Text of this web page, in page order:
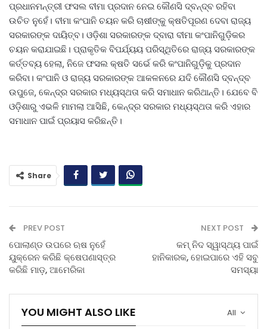
ପ୍ରଧାନମନ୍ତ୍ରୀ ଫସଲ ବୀମା ପ୍ରଦାନ ନେଇ କୌଣସି ଦ୍ବନ୍ଦ୍ବ ରହିବା
ଉଚିତ ନୁହେଁ। ବୀମା କଂପାନି ଚୟନ କରି ଚାଷୀଙ୍କୁ କ୍ଷତିପୂରଣ ଦେବା ରାଜ୍ୟ
ସରକାରଙ୍କ ଦାୟିତ୍ବ। ଓଡ଼ିଶା ସରକାରଙ୍କ ଦ୍ବାରା ବୀମା କଂପାନିଗୁଡ଼ିକର
ଚୟନ କରାଯାଇଛି। ପ୍ରାକୃତିକ ବିପର୍ଯ୍ୟୟ ପରିସ୍ଥିତିରେ ରାଜ୍ୟ ସରକାରଙ୍କ
କର୍ତ୍ତବ୍ୟ ହେଲା, ନିଜେ ଫସଲ କ୍ଷତି ସର୍ଭେ କରି କଂପାନିଗୁଡ଼ିକୁ ପ୍ରଦାନ
କରିବା। କଂପାନି ଓ ରାଜ୍ୟ ସରକାରଙ୍କ ଆକଳନରେ ଯଦି କୌଣସି ଦ୍ବନ୍ଦ୍ବ
ଉପୁଜେ, କେନ୍ଦ୍ର ସରକାର ମଧ୍ୟସ୍ଥତା କରି ସମାଧାନ କରିଥାନ୍ତି। ଯେବେ ବି
ଓଡ଼ିଶାରୁ ଏଭଳି ମାମଲା ଆସିଛି, କେନ୍ଦ୍ର ସରକାର ମଧ୍ୟସ୍ଥତା କରି ଏହାର
ସମାଧାନ ପାଇଁ ପ୍ରୟାସ କରିଛନ୍ତି।
Share
PREV POST
ପୋଲାଣ୍ଡ ଉପରେ ଋଷ ନୁହେଁ
ୟୁକ୍ରେନ କରିଛି କ୍ଷେପଣାସ୍ତ୍ର
କରିଛି ମାଡ଼, ଆମେରିକା
NEXT POST
କମ୍ ନିଦ ସ୍ୱାସ୍ଥ୍ୟ ପାଇଁ
ହାନିକାରକ, ହୋଇପାରେ ଏହି ସବୁ
ସମସ୍ୟା
All
YOU MIGHT ALSO LIKE